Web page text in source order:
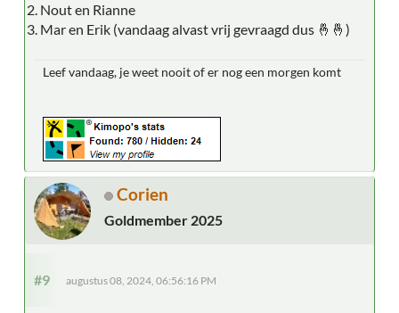
2. Nout en Rianne
3. Mar en Erik (vandaag alvast vrij gevraagd dus 🤞🤞)
Leef vandaag, je weet nooit of er nog een morgen komt
Corien
Goldmember 2025
#9 augustus 08, 2024, 06:56:16 PM